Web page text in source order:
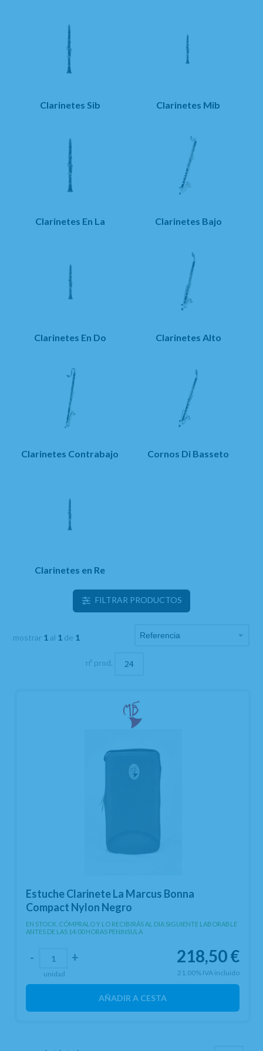
Clarinetes Sib Clarinetes Mib
Clarinetes En La Clarinetes Bajo
Clarinetes En Do Clarinetes Alto
Clarinetes Contrabajo Cornos Di Basseto
Clarinetes en Re
FILTRAR PRODUCTOS
mostrar 1 al 1 de 1
nº prod.
Estuche Clarinete La Marcus Bonna
Compact Nylon Negro
EN STOCK. CÓMPRALO Y LO RECIBIRÁS AL DIA SIGUIENTE LABORABLE
ANTES DE LAS 14:00 HORAS PENINSULA
218,50€
21.00% IVA incluido
- +
unidad
AÑADIR A CESTA